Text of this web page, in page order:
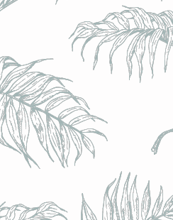
Voici nos derniers arrivages !
Produits phares